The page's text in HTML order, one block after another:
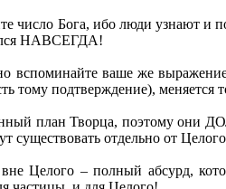
число Бога, ибо люди узнают
НАВСЕГДА!
вспоминайте ваше же
тому подтверждение),
план Творца, поэтому они
существовать отдельно от
вне Целого – полный абсурд,